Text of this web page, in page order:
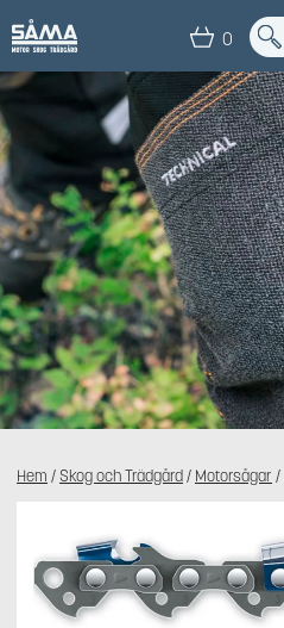
0
Hem / Skog och Trädgård/ Motorsågar /